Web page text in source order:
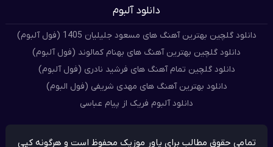
دانلود آلبوم
دانلود گلچین بهترین آهنگ های مسعود جلیلیان 1405 (فول آلبوم)
دانلود گلچین بهترین آهنگ های بهنام کمالوند (فول آلبوم)
دانلود گلچین تمام آهنگ های فرشید نادری (فول آلبوم)
دانلود بهترین آهنگ های مهدی شریفی (فول البوم)
دانلود آلبوم فریک از پیام عباسی
تمامی حقوق مطالب برای پاور موزیک محفوظ است و هرگونه کپی